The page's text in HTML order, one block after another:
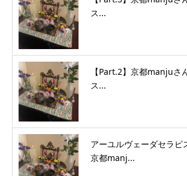
ス...
【Part.2】京都manjuさ
ス...
アーユルヴェーダセラピ
京都manj...